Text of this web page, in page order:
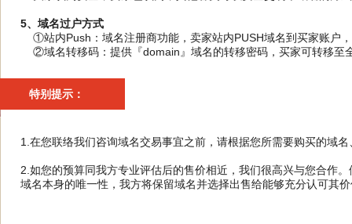
5、域名过户方式
①站内Push：域名注册商功能，卖家站内PUSH域名到买家账户
②域名转移码：提供『domain』域名的转移密码，买家可转移至
特别提示：
1.在您联络我们咨询域名交易事宜之前，请根据您所需要购买的域
2.如您的预算同我方专业评估后的售价相近，我们很高兴与您合作
域名本身的唯一性，我方将保留域名并选择出售给能够充分认可其